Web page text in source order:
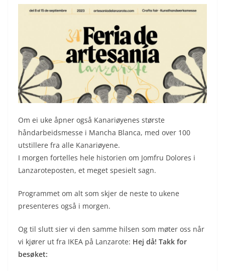
Om ei uke åpner også Kanariøyenes største
håndarbeidsmesse i Mancha Blanca, med over 100
utstillere fra alle Kanariøyene.
I morgen fortelles hele historien om Jomfru Dolores i
Lanzaroteposten, et meget spesielt sagn.
Programmet om alt som skjer de neste to ukene
presenteres også i morgen.
Og til slutt sier vi den samme hilsen som møter oss når
vi kjører ut fra IKEA på Lanzarote: Hej då! Takk for
besøket: